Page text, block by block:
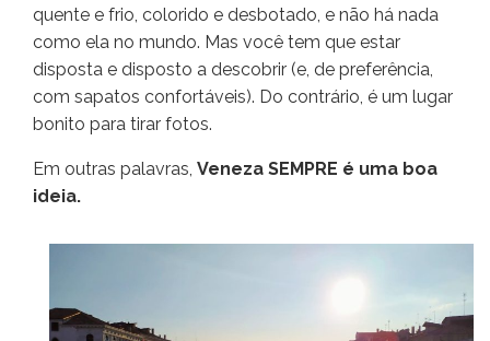
quente e frio, colorido e desbotado, e não há nada
como ela no mundo. Mas você tem que estar
disposta e disposto a descobrir (e, de preferência,
com sapatos confortáveis). Do contrário, é um lugar
bonito para tirar fotos.
Em outras palavras, Veneza SEMPRE é uma boa
ideia.